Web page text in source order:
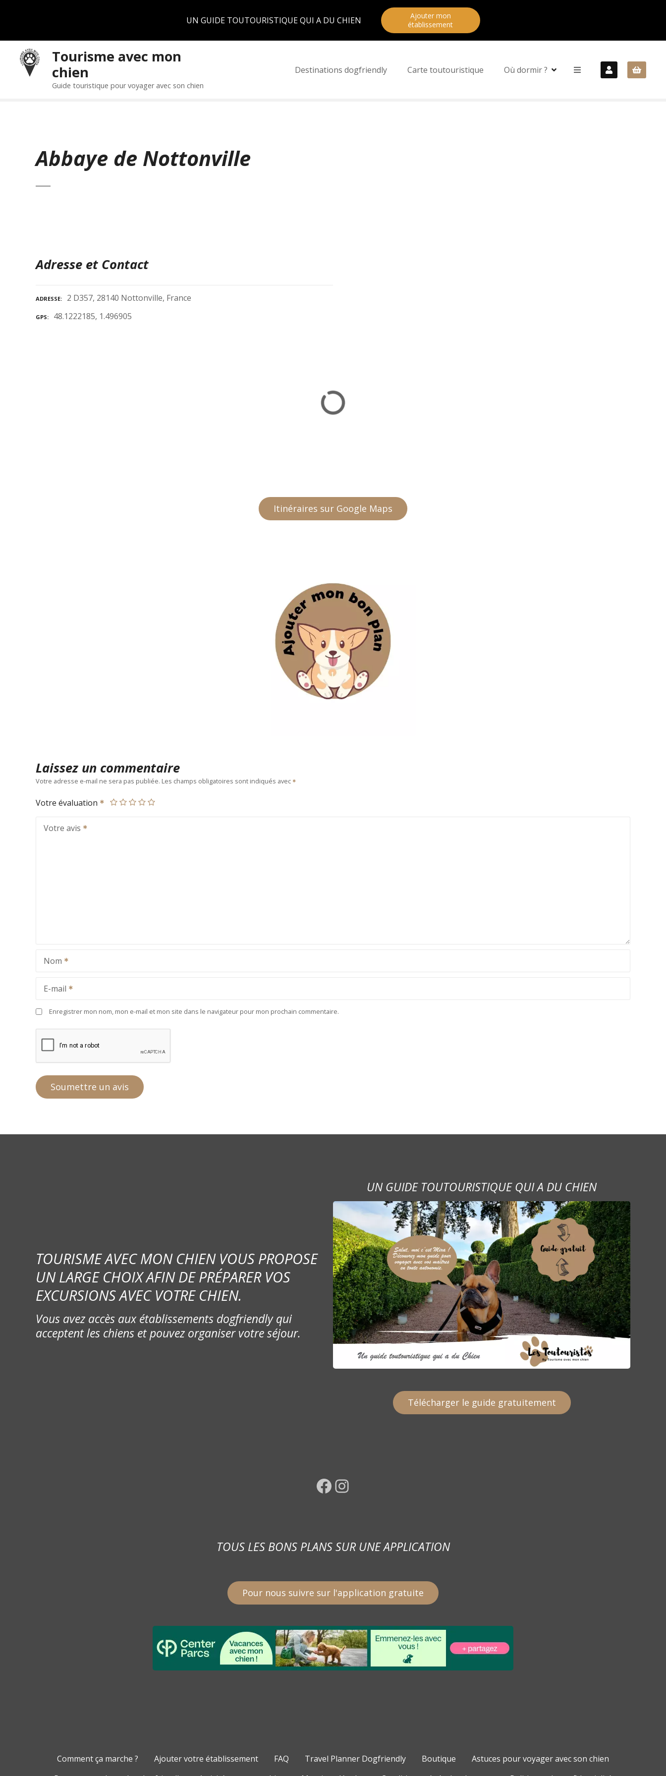
UN GUIDE TOUTOURISTIQUE QUI A DU CHIEN
Ajouter mon
établissement
Tourisme avec mon
chien
Guide touristique pour voyager avec son chien
Destinations dogfriendly Carte toutouristique Où dormir ?
Abbaye de Nottonville
Adresse et Contact
ADRESSE 2 D357, 28140 Nottonville, France
GPS 48.1222185, 1.496905
Itinéraires sur Google Maps
Laissez un commentaire
Votre adresse e-mail ne sera pas publiée. Les champs obligatoires sont indiqués avec
Votre évaluation
Votre avis
Nom
E-mail
Enregistrer mon nom, mon e-mail et mon site dans le navigateur pour mon prochain commentaire.
TOURISME AVEC MON CHIEN VOUS PROPOSE
UN LARGE CHOIX AFIN DE PRÉPARER VOS
EXCURSIONS AVEC VOTRE CHIEN.
Vous avez accès aux établissements dogfriendly qui
acceptent les chiens et pouvez organiser votre séjour.
UN GUIDE TOUTOURISTIQUE QUI A DU CHIEN
Télécharger le guide gratuitement
Facebook Instagram
TOUS LES BONS PLANS SUR UNE APPLICATION
Pour nous suivre sur l'application gratuite
Comment ça marche ? Ajouter votre établissement FAQ Travel Planner Dogfriendly Boutique
Astuces pour voyager avec son chien